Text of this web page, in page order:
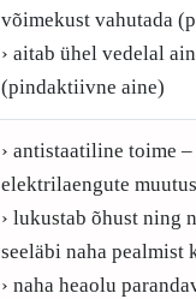
võimekust vahutada
› aitab ühel vedelal
(pindaktiivne aine)
› antistaatiline toime
elektrilaengute
› lukustab õhust ning
seeläbi naha pealmist
› naha heaolu